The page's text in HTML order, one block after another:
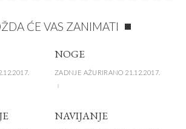
ĆE VAS ZANIMATI
NOGE
ZADNJE AŽURIRANO 21.12.2017.
NAVIJANJE